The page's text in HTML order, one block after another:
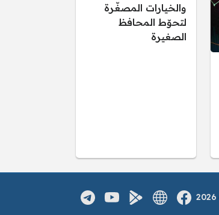
والخيارات المصغّرة
لتحوّط المحافظ
الصغيرة
مواقع التواصل فيسبوكالموقع الالكتروني
تطبيق اندرويد
يوتيوبتلغرام